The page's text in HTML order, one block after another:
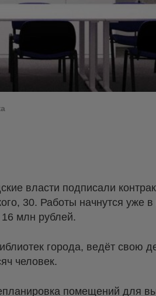
власти подписали
30. Работы начнутся уже
млн рублей.
города, ведёт свою
человек.
помещений для